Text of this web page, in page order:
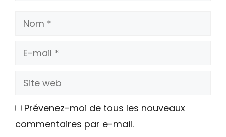
Nom
E-
Site
Prévenez-moi de tous les nouveaux
commentaires par e-mail.